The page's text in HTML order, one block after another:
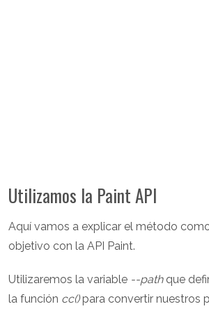
Utilizamos la Paint API
Aquí vamos a explicar el método
objetivo con la API Paint.
Utilizaremos la variable --pathque
la función cc()para convertir nuestros